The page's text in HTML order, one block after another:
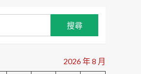
2026 年 8 月